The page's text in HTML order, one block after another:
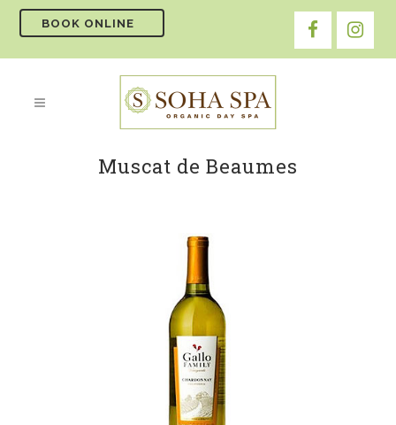
BOOK ONLINE
Muscat de Beaumes